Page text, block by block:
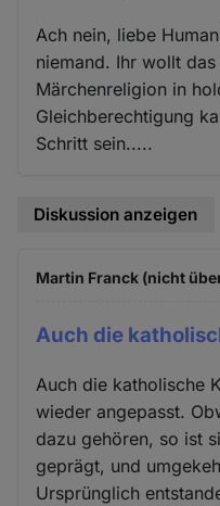
Ach nein, liebe
niemand. Ihr wollt
Märchenreligion in
Gleichberechtigung
Schritt sein.....
Diskussion anzeigen
Martin Franck (nicht
Auch die
Auch die katholische
wieder angepasst.
dazu gehören, so ist
geprägt, und
Ursprünglich